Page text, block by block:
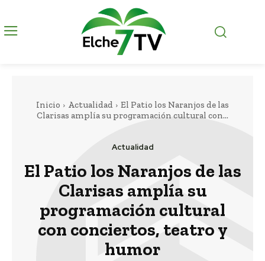
Inicio Actualidad
El Patio los Naranjos de las
Clarisas amplía su programación cultural con...
Actualidad
El Patio los Naranjos de las
Clarisas amplía su
programación cultural
con conciertos, teatro y
humor